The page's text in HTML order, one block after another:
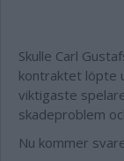
Skulle Carl
kontraktet löpte
viktigaste
skadeproblem
Nu kommer